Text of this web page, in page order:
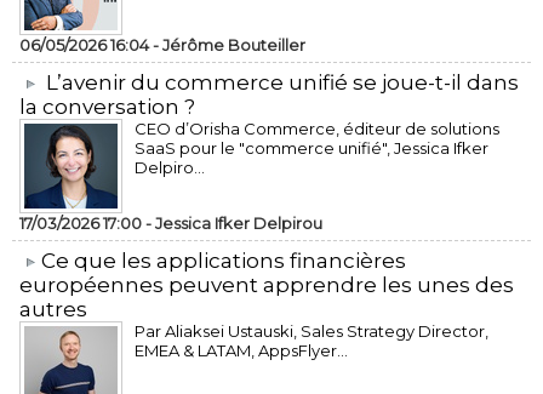
06/05/2026 16:04 -Jérôme Bouteiller
L’avenir du commerce unifié se joue-t-il dans
la conversation ?
CEO d’Orisha Commerce, éditeur de solutions
SaaS pour le "commerce unifié", Jessica Ifker
Delpiro...
17/03/2026 17:00 -Jessica Ifker Delpirou
​Ce que les applications financières
européennes peuvent apprendre les unes des
autres
Par Aliaksei Ustauski, Sales Strategy Director,
EMEA & LATAM, AppsFlyer...